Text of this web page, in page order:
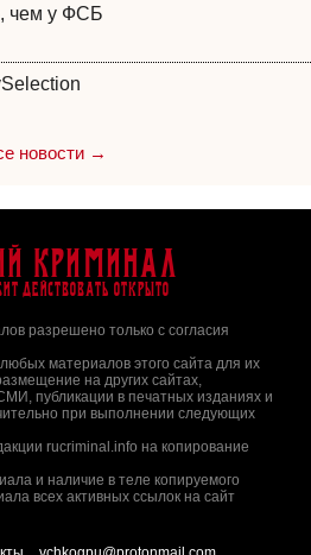
чем у ФСБ
новости →
Криминал
действовать открыто
разрешено только с согласия
материалов этого сайта для их
на других сайтах,
публикации в печатных изданиях и
при выполнении следующих
rucriminal.info на копирование
и наличие в теле копируемого
всех активных ссылок на сайт